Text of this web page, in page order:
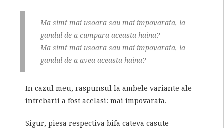
Ma simt mai usoara sau mai impovarata, la
gandul de a cumpara aceasta haina?
Ma simt mai usoara sau mai impovarata, la
gandul de a avea aceasta haina?
In cazul meu, raspunsul la ambele variante ale
intrebarii a fost acelasi: mai impovarata.
Sigur, piesa respectiva bifa cateva casute